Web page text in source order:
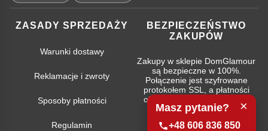
ZASADY SPRZEDAŻY
Warunki dostawy
Reklamacje i zwroty
Sposoby płatności
Regulamin
BEZPIECZEŃSTWO
ZAKUPÓW
Zakupy w sklepie DomGlamour
są bezpieczne w 100%.
Połączenie jest szyfrowane
protokołem SSL, a płatności
obsługują najpopularniejsze
systemy bankowe.
×
Masz pytanie?
+48 606 836 850